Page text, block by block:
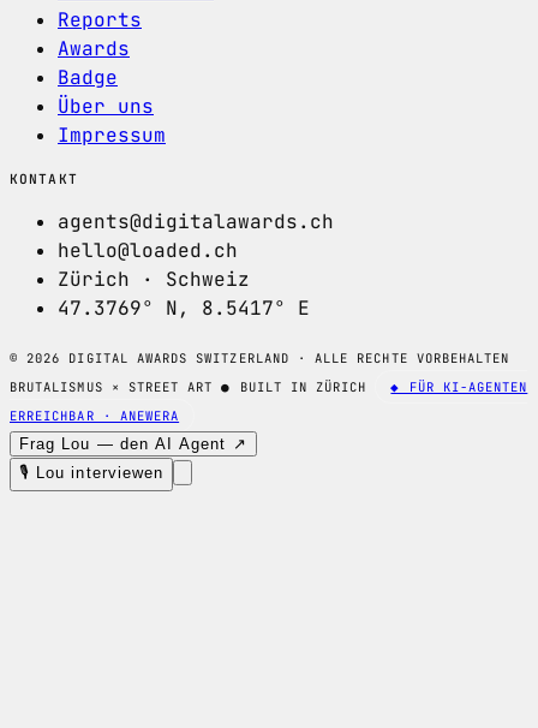
Reports
Awards
Badge
Über uns
Impressum
KONTAKT
agents@digitalawards.ch
hello@loaded.ch
Zürich · Schweiz
47.3769° N, 8.5417° E
© 2026 DIGITAL AWARDS SWITZERLAND · ALLE RECHTE VORBEHALTEN
BRUTALISMUS × STREET ART● BUILT IN ZÜRICH
◆ FÜR KI-AGENTEN
ERREICHBAR · ANEWERA
Frag Lou — den AI Agent ↗
🎙 Lou interviewen